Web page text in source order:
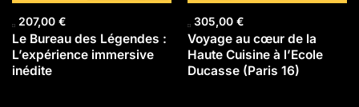
207,00 €
Le Bureau des Légendes :
L’expérience immersive
inédite
305,00 €
Voyage au cœur de la
Haute Cuisine à l’Ecole
Ducasse (Paris 16)